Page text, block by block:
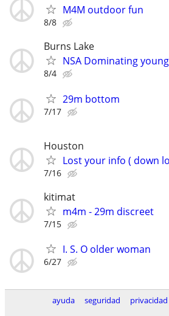
M4M outdoor fun
8/8
Burns Lake
NSA Dominating
8/4
29m bottom
7/17
Houston
Lost your info ( down
7/16
kitimat
m4m - 29m discreet
7/15
I. S. O older woman
6/27
ayuda seguridad privacidad